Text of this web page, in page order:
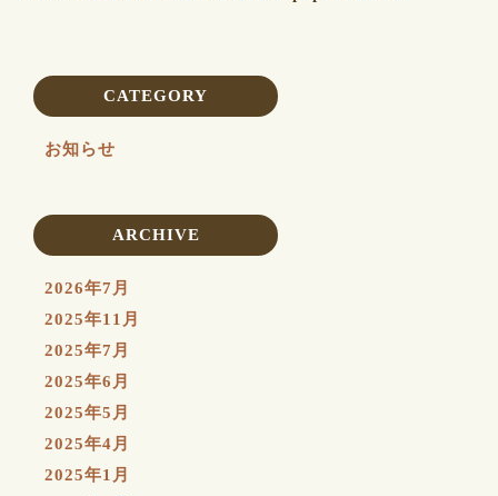
CATEGORY
お知らせ
ARCHIVE
2026年7月
2025年11月
2025年7月
2025年6月
2025年5月
2025年4月
2025年1月